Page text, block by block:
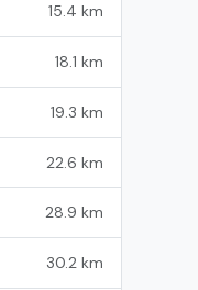
15.4 km
18.1 km
19.3 km
22.6 km
28.9 km
30.2 km